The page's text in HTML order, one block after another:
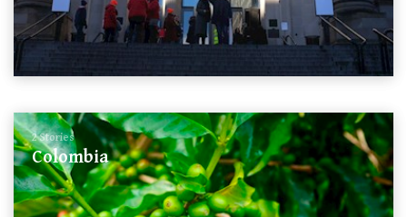
2 Stories
Colombia